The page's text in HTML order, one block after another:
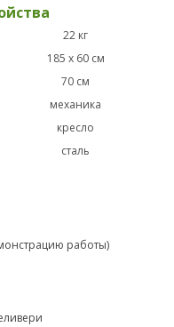
22 кг
185 х 60 см
70 см
механика
кресло
сталь
работы)